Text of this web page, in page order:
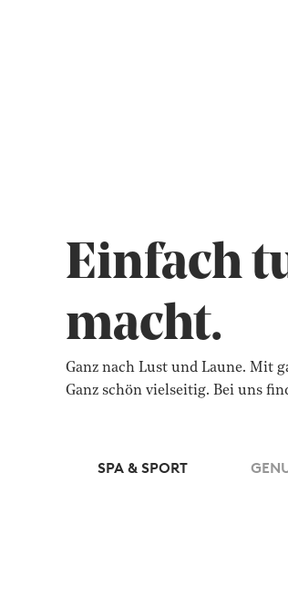
Einfach
macht.
Ganz nach Lust und Laune. Mit
Ganz schön vielseitig. Bei uns
SPA & SPORT